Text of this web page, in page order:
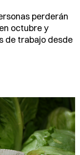
perderán
octubre y
de trabajo desde